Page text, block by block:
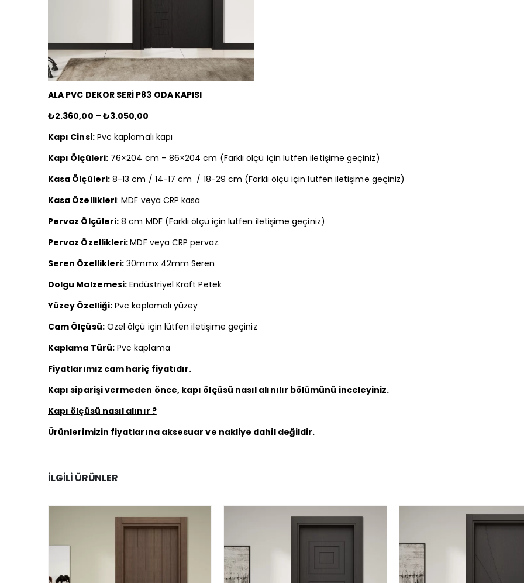
ALA PVC DEKOR SERİ P83 ODA KAPISI
₺2.360,00 – ₺3.050,00
Kapı Cinsi:Pvc kaplamalı kapı
Kapı Ölçüleri:76×204 cm – 86×204 cm (Farklı ölçü için lütfen iletişime geçiniz)
Kasa Ölçüleri:8-13 cm / 14-17 cm / 18-29 cm (Farklı ölçü için lütfen iletişime geçiniz)
Kasa Özellikleri: MDF veya CRP kasa
Pervaz Ölçüleri: 8 cm MDF (Farklı ölçü için lütfen iletişime geçiniz)
Pervaz Özellikleri:MDF veya CRP pervaz.
Seren Özellikleri: 30mmx 42mm Seren
Dolgu Malzemesi: Endüstriyel Kraft Petek
Yüzey Özelliği: Pvc kaplamalı yüzey
Cam Ölçüsü:Özel ölçü için lütfen iletişime geçiniz
Kaplama Türü:Pvc kaplama
Fiyatlarımız cam hariç fiyatıdır.
Kapı siparişi vermeden önce, kapı ölçüsü nasıl alınılır bölümünü inceleyiniz.
Kapı ölçüsü nasıl alınır ?
Ürünlerimizin fiyatlarına aksesuar ve nakliye dahil değildir.
İLGILI ÜRÜNLER